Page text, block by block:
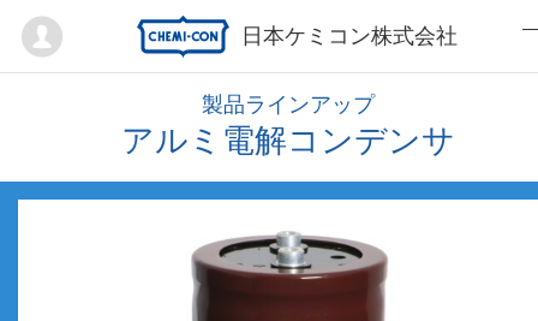
日本ケミコン株式会社
Mypage
製品ラインアップ
アルミ電解コンデンサ